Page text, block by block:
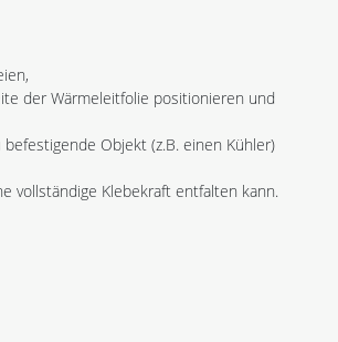
der Wärmeleitfolie positionieren und
Objekt (z.B. einen Kühler)
vollständige Klebekraft entfalten kann.